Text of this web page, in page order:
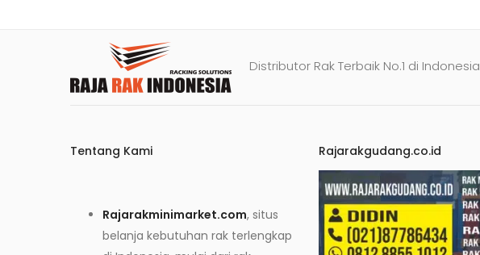
Distributor Rak Terbaik No.1 di Indonesia
Tentang Kami
Rajarakminimarket.com, situs
belanja kebutuhan rak terlengkap
Rajarakgudang.co.id